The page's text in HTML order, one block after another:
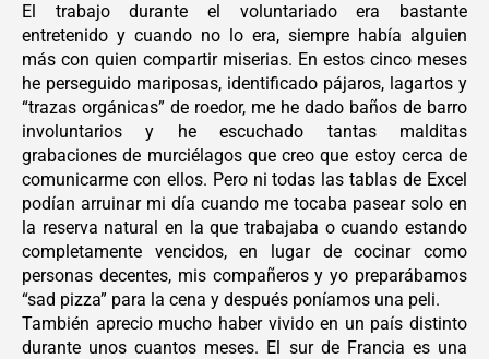
El trabajo durante el voluntariado era bastante
entretenido y cuando no lo era, siempre había alguien
más con quien compartir miserias. En estos cinco meses
he perseguido mariposas, identificado pájaros, lagartos y
“trazas orgánicas” de roedor, me he dado baños de barro
involuntarios y he escuchado tantas malditas
grabaciones de murciélagos que creo que estoy cerca de
comunicarme con ellos. Pero ni todas las tablas de Excel
podían arruinar mi día cuando me tocaba pasear solo en
la reserva natural en la que trabajaba o cuando estando
completamente vencidos, en lugar de cocinar como
personas decentes, mis compañeros y yo preparábamos
“sad pizza” para la cena y después poníamos una peli.
También aprecio mucho haber vivido en un país distinto
durante unos cuantos meses. El sur de Francia es una